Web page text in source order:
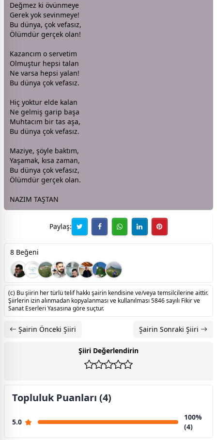
Değmez ki övünmeye
Gerek yok sevinmeye!
Bu dünya, çok vefasız,
Ölümdür gerçek olan!
Kazancım o servetim
Olmuştur hepsi talan
Ne varsa hepsi yalan!
Bu dünya çok vefasız.
Hiç yoktur elde kalan
Ne gelmiş garip başa
Muhtacım bir tas aşa,
Bu dünya çok vefasız.
Maziye, şöyle baktım,
Yaşamak, kısa zaman,
Bu dünya çok vefasız,
Ölümdür gerçek olan.
NAZIM TAŞTAN
Paylaş:
8 Beğeni
(c) Bu şiirin her türlü telif hakkı şairin kendisine ve/veya temsilcilerine aittir.
Şiirlerin izin alınmadan kopyalanması ve kullanılması 5846 sayılı Fikir ve
Sanat Eserleri Yasasına göre suçtur.
Şairin Önceki Şiiri Şairin Sonraki Şiiri
Şiiri Değerlendirin
Topluluk Puanları (4)
5.0
100%
(4)